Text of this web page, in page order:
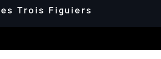
Trois Figuiers